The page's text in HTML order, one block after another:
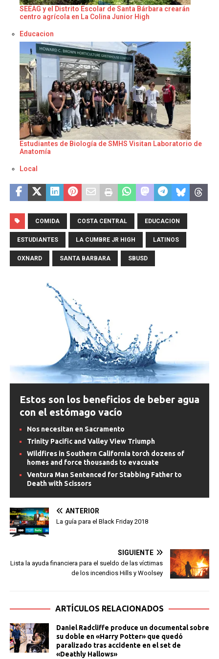
SEEAG y el Distrito Escolar de Santa Bárbara crearán
centro agrícola en La Colina Junior High
Respecto a
Educacion
Estudiantes de Biología de SMHS Visitan Laboratorio de
Anatomía
Respecto a
Local
COMIDA COSTA CENTRAL EDUCACION
ESTUDIANTES LA CUMBRE JR HIGH LATINOS
OXNARD SANTA BARBARA SBUSD
Estos son los beneficios de beber agua
con el estómago vacío
Nos necesitan en Sacramento
Trinity Pacific and Valley View Triumph
Wildfires in Southern California torch dozens of
homes and force thousands to evacuate
Ventura Man Sentenced for Stabbing Father to
Death with Scissors
ANTERIOR
La guía para el Black Friday 2018
SIGUIENTE
Lista la ayuda financiera para el sueldo de las víctimas
de los incendios Hills y Woolsey
ARTÍCULOS RELACIONADOS
Daniel Radcliffe produce un documental sobre
su doble en «Harry Potter» que quedó
paralizado tras accidente en el set de
«Deathly Hallows»